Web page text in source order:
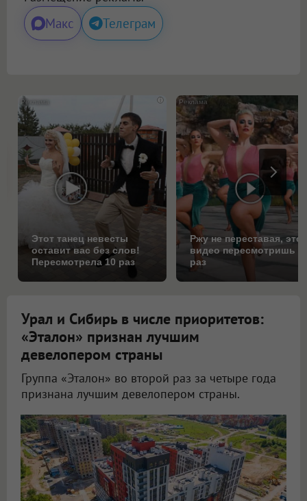
Макс Телеграм
i
Этот танец невесты
оставит вас без слов!
Пересмотрела 10 раз
Ржу не переставая, это
видео пересмотришь
раз
Урал и Сибирь в числе приоритетов:
«Эталон» признан лучшим
девелопером страны
Группа «Эталон» во второй раз за четыре года
признана лучшим девелопером страны.